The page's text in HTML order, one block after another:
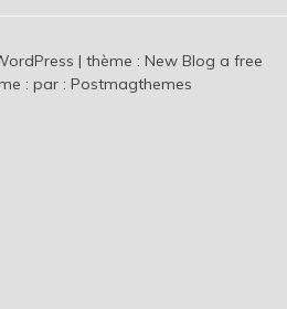
| thème : New Blog a free
: par : Postmagthemes